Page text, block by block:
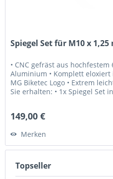
Spiegel Set für M10 x
• CNC gefräst aus
Aluminium • Komplett eloxiert
MG Biketec Logo • Extrem
Sie erhalten: • 1x Spiegel Set
149,00 €
Merken
Topseller